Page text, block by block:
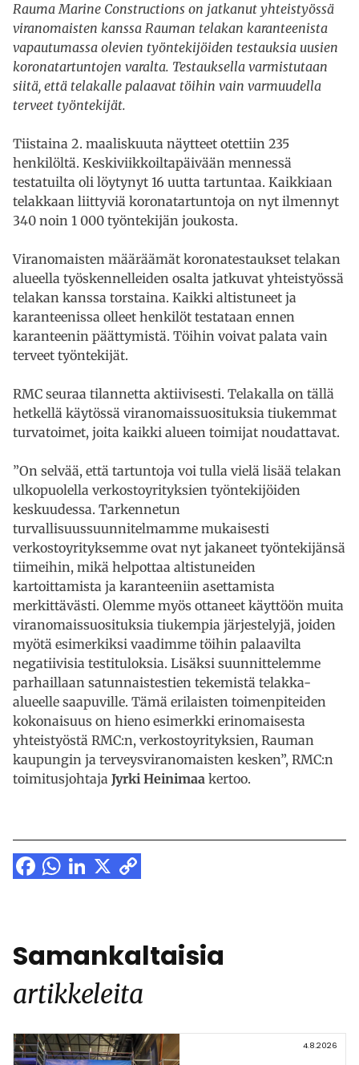
Rauma Marine Constructions on jatkanut yhteistyössä
viranomaisten kanssa Rauman telakan karanteenista
vapautumassa olevien työntekijöiden testauksia uusien
koronatartuntojen varalta. Testauksella varmistutaan
siitä, että telakalle palaavat töihin vain varmuudella
terveet työntekijät.
Tiistaina 2. maaliskuuta näytteet otettiin 235
henkilöltä. Keskiviikkoiltapäivään mennessä
testatuilta oli löytynyt 16 uutta tartuntaa. Kaikkiaan
telakkaan liittyviä koronatartuntoja on nyt ilmennyt
340 noin 1 000 työntekijän joukosta.
Viranomaisten määräämät koronatestaukset telakan
alueella työskennelleiden osalta jatkuvat yhteistyössä
telakan kanssa torstaina. Kaikki altistuneet ja
karanteenissa olleet henkilöt testataan ennen
karanteenin päättymistä. Töihin voivat palata vain
terveet työntekijät.
RMC seuraa tilannetta aktiivisesti. Telakalla on tällä
hetkellä käytössä viranomaissuosituksia tiukemmat
turvatoimet, joita kaikki alueen toimijat noudattavat.
”On selvää, että tartuntoja voi tulla vielä lisää telakan
ulkopuolella verkostoyrityksien työntekijöiden
keskuudessa. Tarkennetun
turvallisuussuunnitelmamme mukaisesti
verkostoyrityksemme ovat nyt jakaneet työntekijänsä
tiimeihin, mikä helpottaa altistuneiden
kartoittamista ja karanteeniin asettamista
merkittävästi. Olemme myös ottaneet käyttöön muita
viranomaissuosituksia tiukempia järjestelyjä, joiden
myötä esimerkiksi vaadimme töihin palaavilta
negatiivisia testituloksia. Lisäksi suunnittelemme
parhaillaan satunnaistestien tekemistä telakka-
alueelle saapuville. Tämä erilaisten toimenpiteiden
kokonaisuus on hieno esimerkki erinomaisesta
yhteistyöstä RMC:n, verkostoyrityksien, Rauman
kaupungin ja terveysviranomaisten kesken”, RMC:n
toimitusjohtaja Jyrki Heinimaa kertoo.
Samankaltaisia
artikkeleita
4.8.2026